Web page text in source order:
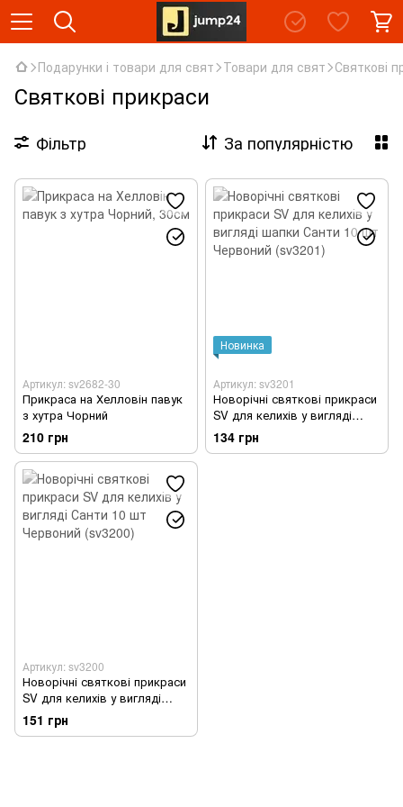
Подарунки і товари для свят Товари для свят Святкові
Святкові прикраси
Фільтр За популярністю
Артикул: sv2682-30
Прикраса на Хелловін павук
з хутра Чорний
210 грн
Новинка
Артикул: sv3201
Новорічні святкові прикраси
SV для келихів у вигляді
шапки Санти 10 шт Червоний
(sv3201)
134 грн
Артикул: sv3200
Новорічні святкові прикраси
SV для келихів у вигляді
Санти 10 шт Червоний
(sv3200)
151 грн